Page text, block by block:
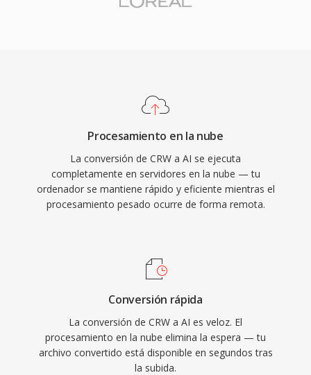
Procesamiento en la nube
La conversión de CRW a AI se ejecuta
completamente en servidores en la nube — tu
ordenador se mantiene rápido y eficiente mientras el
procesamiento pesado ocurre de forma remota.
Conversión rápida
La conversión de CRW a AI es veloz. El
procesamiento en la nube elimina la espera — tu
archivo convertido está disponible en segundos tras
la subida.